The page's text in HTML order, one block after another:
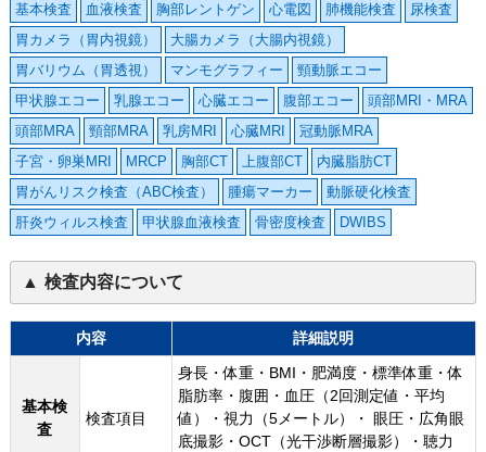
基本検査 血液検査 胸部レントゲン 心電図 肺機能検査
尿検査
胃カメラ（胃内視鏡）
大腸カメラ（大腸内視鏡）
胃バリウム（胃透視）
マンモグラフィー
頸動脈エコー
甲状腺エコー
乳腺エコー 心臓エコー 腹部エコー
頭部MRI・MRA
頭部MRA
頸部MRA 乳房MRI 心臓MRI
冠動脈MRA
子宮・卵巣MRI
MRCP 胸部CT 上腹部CT
内臓脂肪CT
胃がんリスク検査（ABC検査）
腫瘍マーカー
動脈硬化検査
肝炎ウィルス検査
甲状腺血液検査 骨密度検査 DWIBS
検査内容について
内容 詳細説明
基本検
査
検査項目
身長・体重・BMI・肥満度・標準体重・体
脂肪率・腹囲・血圧（2回測定値・平均
値）・視力（5メートル）・ 眼圧・広角眼
底撮影・OCT（光干渉断層撮影）・聴力